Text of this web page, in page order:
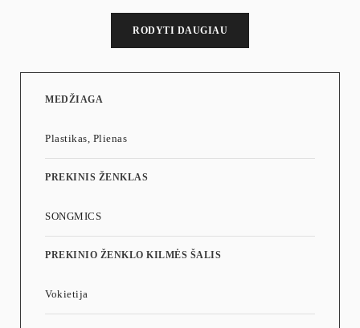
nuspręskite, ar norite pritvirtinti penkis ratus (du su stabdžiais).
Ką gausite: mobili spintelė su 4 stalčiais jūsų biuro reikmenims, 4
Maks. kiekvieno stalčiaus apkrova: 15 kg
RODYTI DAUGIAU
MEDŽIAGA
Plastikas, Plienas
PREKINIS ŽENKLAS
SONGMICS
PREKINIO ŽENKLO KILMĖS ŠALIS
Vokietija